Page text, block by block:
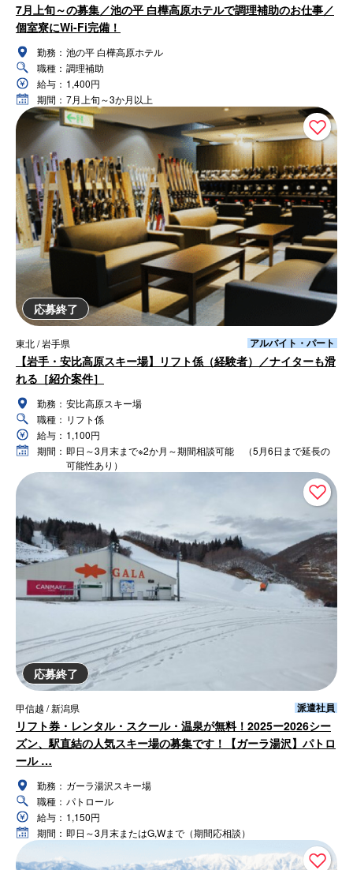
7月上旬～の募集／池の平 白樺高原ホテルで調理補助のお仕事／
個室寮にWi-Fi完備！
勤務： 池の平 白樺高原ホテル
職種： 調理補助
給与： 1,400円
期間： 7月上旬～3か月以上
応募終了
東北 / 岩手県 アルバイト・パート
【岩手・安比高原スキー場】リフト係（経験者）／ナイターも滑
れる［紹介案件］
勤務： 安比高原スキー場
職種： リフト係
給与： 1,100円
期間： 即日～3月末まで※2か月～期間相談可能 （5月6日まで延長の
可能性あり）
応募終了
甲信越 / 新潟県 派遣社員
リフト券・レンタル・スクール・温泉が無料！2025ー2026シー
ズン、駅直結の人気スキー場の募集です！【ガーラ湯沢】パトロ
ール …
勤務： ガーラ湯沢スキー場
職種： パトロール
給与： 1,150円
期間： 即日～3月末またはG,Wまで（期間応相談）